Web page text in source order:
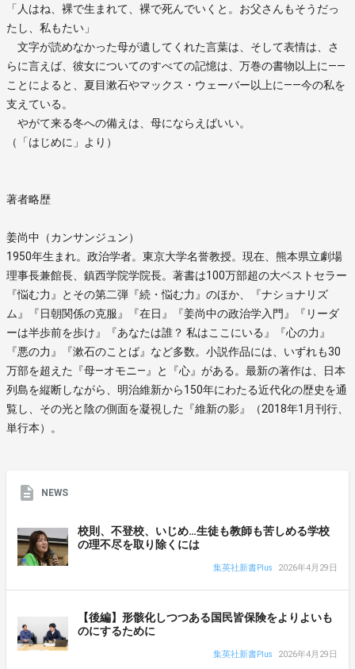
「人はね、裸で生まれて、裸で死んでいくと。お父さんもそうだっ
たし、私もたい」
文字が読めなかった母が遺してくれた言葉は、そして表情は、さ
らに言えば、彼女についてのすべての記憶は、万巻の書物以上に――
ことによると、夏目漱石やマックス・ウェーバー以上に――今の私を
支えている。
やがて来る冬への備えは、母にならえばいい。
（「はじめに」より）
著者略歴
姜尚中（カンサンジュン）
1950年生まれ。政治学者。東京大学名誉教授。現在、熊本県立劇場
理事長兼館長、鎮西学院学院長。著書は100万部超の大ベストセラー
『悩む力』とその第二弾『続・悩む力』のほか、『ナショナリズ
ム』『日朝関係の克服』『在日』『姜尚中の政治学入門』『リーダ
ーは半歩前を歩け』『あなたは誰？ 私はここにいる』『心の力』
『悪の力』『漱石のことば』など多数。小説作品には、いずれも30
万部を超えた『母—オモニ—』と『心』がある。最新の著作は、日本
列島を縦断しながら、明治維新から150年にわたる近代化の歴史を通
覧し、その光と陰の側面を凝視した『維新の影』（2018年1月刊行、
単行本）。
NEWS
校則、不登校、いじめ…生徒も教師も苦しめる学校
の理不尽を取り除くには
集英社新書Plus 2026年4月29日
【後編】形骸化しつつある国民皆保険をよりよいも
のにするために
集英社新書Plus 2026年4月29日